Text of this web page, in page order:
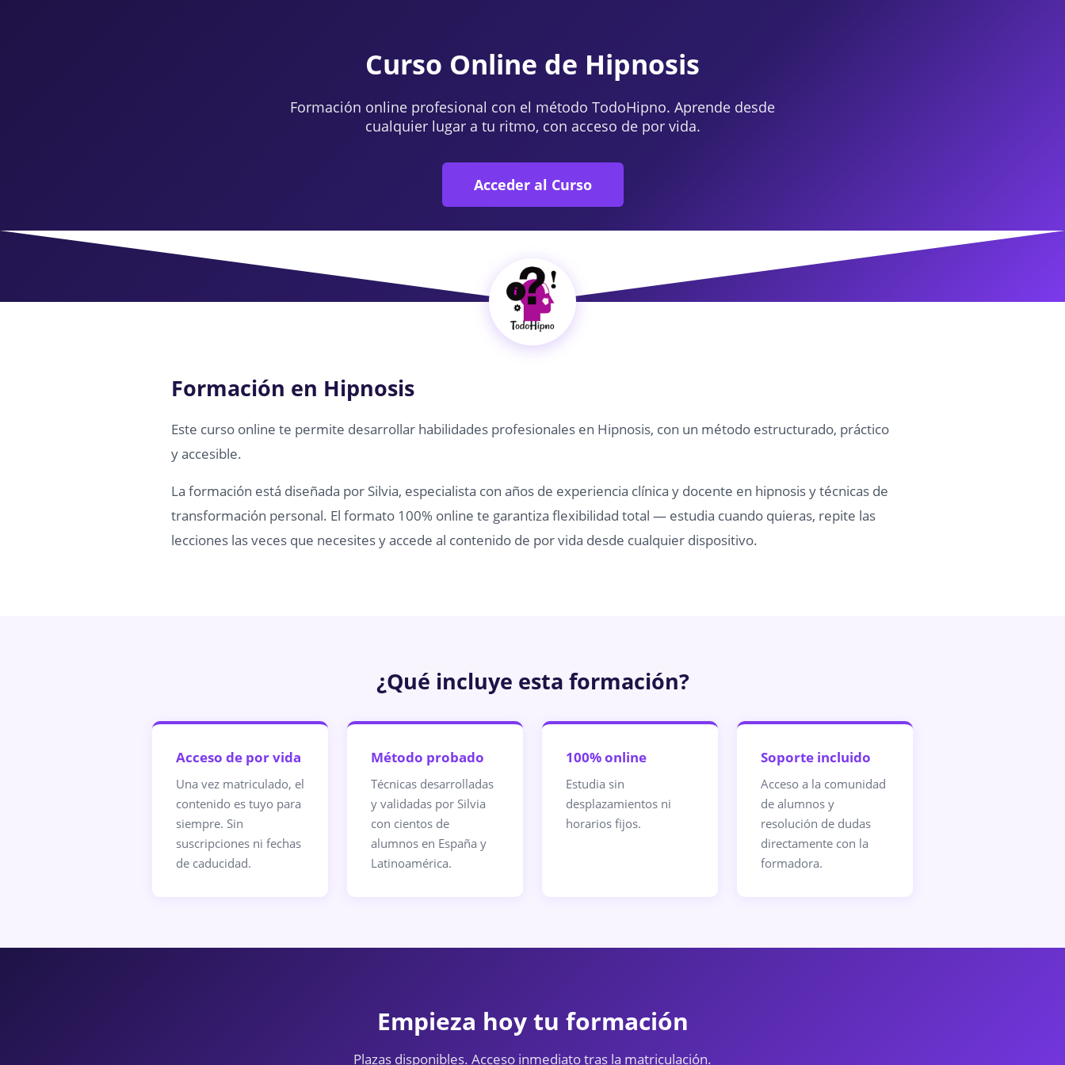
Curso Online de Hipnosis
Formación online profesional con el método TodoHipno. Aprende desde
cualquier lugar a tu ritmo, con acceso de por vida.
Acceder al Curso
Formación en Hipnosis
Este curso online te permite desarrollar habilidades profesionales en Hipnosis, con un método estructurado, práctico
y accesible.
La formación está diseñada por Silvia, especialista con años de experiencia clínica y docente en hipnosis y técnicas de
transformación personal. El formato 100% online te garantiza flexibilidad total — estudia cuando quieras, repite las
lecciones las veces que necesites y accede al contenido de por vida desde cualquier dispositivo.
¿Qué incluye esta formación?
Acceso de por vida
Una vez matriculado, el
contenido es tuyo para
siempre. Sin
suscripciones ni fechas
de caducidad.
Método probado
Técnicas desarrolladas
y validadas por Silvia
con cientos de
alumnos en España y
Latinoamérica.
100% online
Estudia sin
desplazamientos ni
horarios fijos.
Soporte incluido
Acceso a la comunidad
de alumnos y
resolución de dudas
directamente con la
formadora.
Empieza hoy tu formación
Plazas disponibles. Acceso inmediato tras la matriculación.